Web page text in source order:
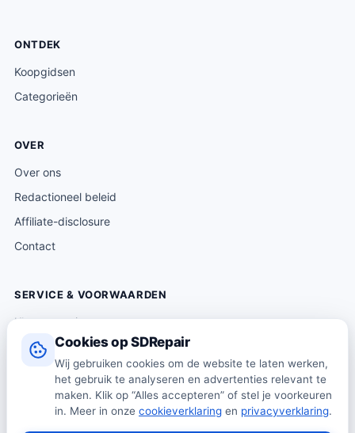
Cookies op SDRepair
Wij gebruiken cookies om de website te laten werken,
het gebruik te analyseren en advertenties relevant te
maken. Klik op “Alles accepteren” of stel je voorkeuren
in. Meer in onze cookieverklaring en privacyverklaring.
ONTDEK
Koopgidsen
Categorieën
OVER
Over ons
Redactioneel beleid
Affiliate-disclosure
Contact
SERVICE & VOORWAARDEN
Klantenservice
Verzending & levering
Retourneren
Algemene voorwaarden